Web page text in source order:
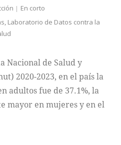
En corto
Laboratorio de Datos contra la
Nacional de Salud y
2020-2023, en el país la
adultos fue de 37.1%, la
mayor en mujeres y en el